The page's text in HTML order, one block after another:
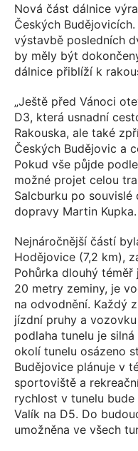
Nová část dálnice
Českých
výstavbě posledních
by měly být
dálnice přiblíží k
„Ještě před Vánoci
D3, která usnadní
Rakouska, ale také
Českých Budějovic a
Pokud vše půjde
možné projet celou
Salcburku po souvislé
dopravy Martin Kupka.
Nejnáročnější částí
Hodějovice (7,2 km),
Pohůrka dlouhý
20 metry zeminy, je
na odvodnění. Každý
jízdní pruhy a
podlaha tunelu je
okolí tunelu osázeno
Budějovice plánuje v
sportoviště a
rychlost v tunelu
Valík na D5. Do
umožněna ve všech